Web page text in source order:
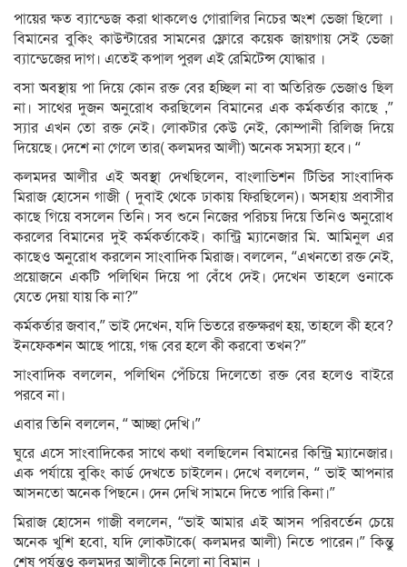
পায়ের ক্ষত ব্যান্ডেজ করা থাকলেও গোরালির নিচের অংশ ভেজা ছিলো ।
বিমানের বুকিং কাউন্টারের সামনের ফ্লোরে কয়েক জায়গায় সেই ভেজা
ব্যান্ডেজের দাগ। এতেই কপাল পুরল এই রেমিটেন্স যোদ্ধার ।
বসা অবস্থায় পা দিয়ে কোন রক্ত বের হচ্ছিল না বা অতিরিক্ত ভেজাও ছিল
না। সাথের দুজন অনুরোধ করছিলেন বিমানের এক কর্মকর্তার কাছে ,”
স্যার এখন তো রক্ত নেই। লোকটার কেউ নেই, কোম্পানী রিলিজ দিয়ে
দিয়েছে। দেশে না গেলে তার( কলমদর আলী) অনেক সমস্যা হবে। “
কলমদর আলীর এই অবস্থা দেখছিলেন, বাংলাভিশন টিভির সাংবাদিক
মিরাজ হোসেন গাজী ( দুবাই থেকে ঢাকায় ফিরছিলেন)। অসহায় প্রবাসীর
কাছে গিয়ে বসলেন তিনি। সব শুনে নিজের পরিচয় দিয়ে তিনিও অনুরোধ
করলের বিমানের দুই কর্মকর্তাকেই। কান্ট্রি ম্যানেজার মি. আমিনুল এর
কাছেও অনুরোধ করলেন সাংবাদিক মিরাজ। বললেন, “এখনতো রক্ত নেই,
প্রয়োজনে একটি পলিথিন দিয়ে পা বেঁধে দেই। দেখেন তাহলে ওনাকে
যেতে দেয়া যায় কি না?”
কর্মকর্তার জবাব,” ভাই দেখেন, যদি ভিতরে রক্তক্ষরণ হয়, তাহলে কী হবে?
ইনফেকশন আছে পায়ে, গন্ধ বের হলে কী করবো তখন?”
সাংবাদিক বললেন, পলিথিন পেঁচিয়ে দিলেতো রক্ত বের হলেও বাইরে
পরবে না।
এবার তিনি বললেন, “ আচ্ছা দেখি।”
ঘুরে এসে সাংবাদিকের সাথে কথা বলছিলেন বিমানের কিন্ট্রি ম্যানেজার।
এক পর্যায়ে বুকিং কার্ড দেখতে চাইলেন। দেখে বললেন, “ ভাই আপনার
আসনতো অনেক পিছনে। দেন দেখি সামনে দিতে পারি কিনা।”
মিরাজ হোসেন গাজী বললেন, “ভাই আমার এই আসন পরিবর্তেন চেয়ে
অনেক খুশি হবো, যদি লোকটাকে( কলমদর আলী) নিতে পারেন।” কিন্তু
শেষ পর্যন্তও কলমদর আলীকে নিলো না বিমান ।